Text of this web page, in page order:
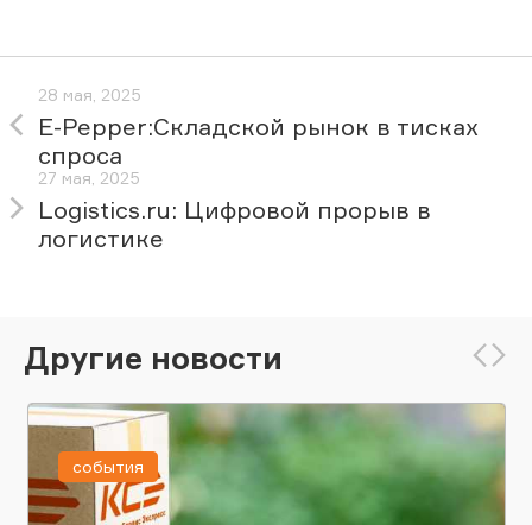
28 мая, 2025
E-Pepper:Складской рынок в тисках
спроса
27 мая, 2025
Logistics.ru: Цифровой прорыв в
логистике
Другие новости
события